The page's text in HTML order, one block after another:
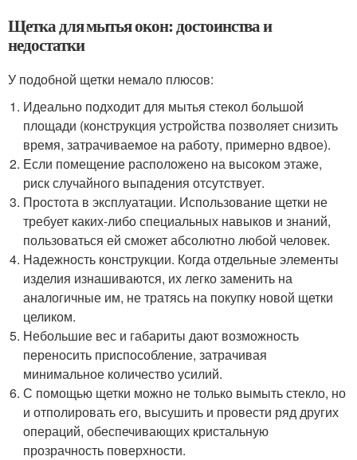
Щетка для мытья окон: достоинства и
недостатки
У подобной щетки немало плюсов:
Идеально подходит для мытья стекол большой
площади (конструкция устройства позволяет снизить
время, затрачиваемое на работу, примерно вдвое).
Если помещение расположено на высоком этаже,
риск случайного выпадения отсутствует.
Простота в эксплуатации. Использование щетки не
требует каких-либо специальных навыков и знаний,
пользоваться ей сможет абсолютно любой человек.
Надежность конструкции. Когда отдельные элементы
изделия изнашиваются, их легко заменить на
аналогичные им, не тратясь на покупку новой щетки
целиком.
Небольшие вес и габариты дают возможность
переносить приспособление, затрачивая
минимальное количество усилий.
С помощью щетки можно не только вымыть стекло, но
и отполировать его, высушить и провести ряд других
операций, обеспечивающих кристальную
прозрачность поверхности.